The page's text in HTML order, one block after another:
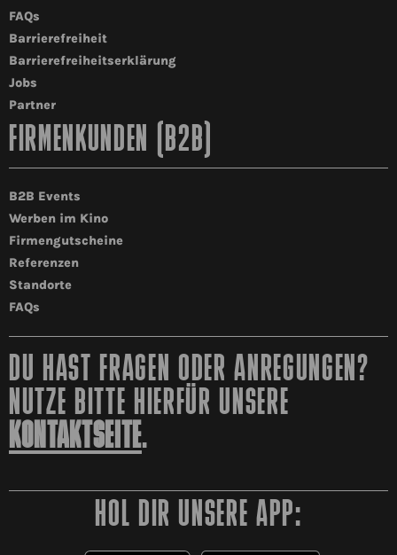
FAQs
Barrierefreiheit
Barrierefreiheitserklärung
Jobs
Partner
FIRMENKUNDEN (B2B)
B2B Events
Werben im Kino
Firmengutscheine
Referenzen
Standorte
FAQs
DU HAST FRAGEN ODER ANREGUNGEN?
NUTZE BITTE HIERFÜR UNSERE
KONTAKTSEITE.
HOL DIR UNSERE APP: